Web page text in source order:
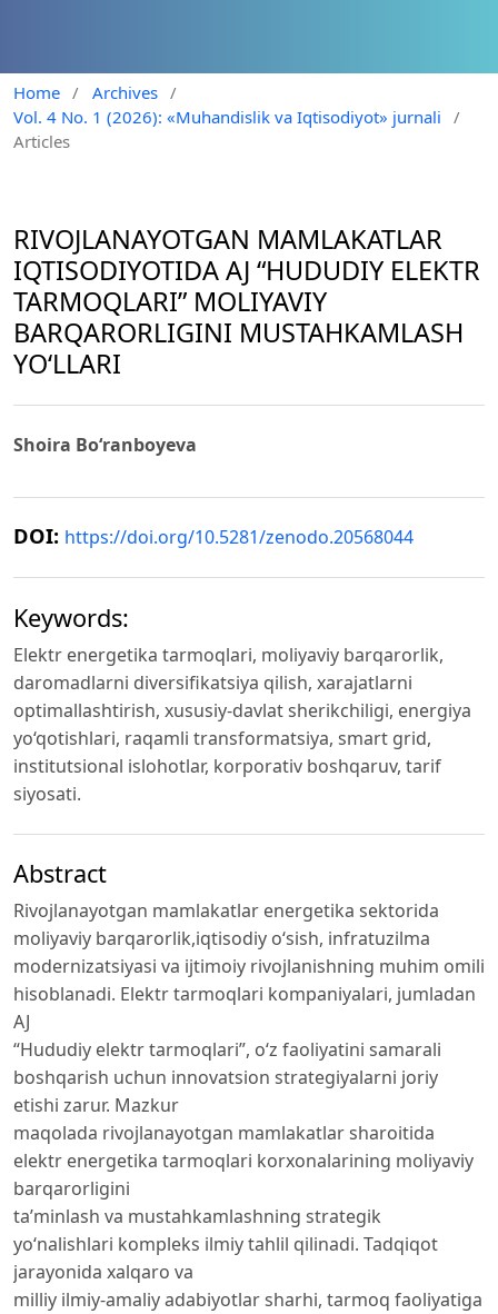
Home / Archives /
Vol. 4 No. 1 (2026): «Muhandislik va Iqtisodiyot» jurnali
/
Articles
RIVOJLANAYOTGAN MAMLAKATLAR
IQTISODIYOTIDA AJ “HUDUDIY ELEKTR
TARMOQLARI” MOLIYAVIY
BARQARORLIGINI MUSTAHKAMLASH
YO‘LLARI
Shoira Bo‘ranboyeva
DOI: https://doi.org/10.5281/zenodo.20568044
Keywords:
Elektr energetika tarmoqlari, moliyaviy barqarorlik,
daromadlarni diversifikatsiya qilish, xarajatlarni
optimallashtirish, xususiy-davlat sherikchiligi, energiya
yo‘qotishlari, raqamli transformatsiya, smart grid,
institutsional islohotlar, korporativ boshqaruv, tarif
siyosati.
Abstract
Rivojlanayotgan mamlakatlar energetika sektorida
moliyaviy barqarorlik,iqtisodiy o‘sish, infratuzilma
modernizatsiyasi va ijtimoiy rivojlanishning muhim omili
hisoblanadi. Elektr tarmoqlari kompaniyalari, jumladan
AJ
“Hududiy elektr tarmoqlari”, o‘z faoliyatini samarali
boshqarish uchun innovatsion strategiyalarni joriy
etishi zarur. Mazkur
maqolada rivojlanayotgan mamlakatlar sharoitida
elektr energetika tarmoqlari korxonalarining moliyaviy
barqarorligini
ta’minlash va mustahkamlashning strategik
yo‘nalishlari kompleks ilmiy tahlil qilinadi. Tadqiqot
jarayonida xalqaro va
milliy ilmiy-amaliy adabiyotlar sharhi, tarmoq faoliyatiga